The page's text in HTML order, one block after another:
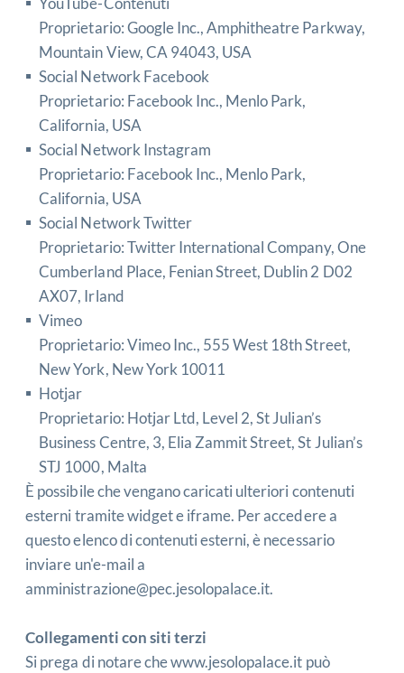
Proprietario: Google Inc., Amphitheatre Parkway,
Mountain View, CA 94043, USA
Social Network Facebook
Proprietario: Facebook Inc., Menlo Park,
California, USA
Social Network Instagram
Proprietario: Facebook Inc., Menlo Park,
California, USA
Social Network Twitter
Proprietario: Twitter International Company, One
Cumberland Place, Fenian Street, Dublin 2 D02
AX07, Irland
Vimeo
Proprietario: Vimeo Inc., 555 West 18th Street,
New York, New York 10011
Hotjar
Proprietario: Hotjar Ltd, Level 2, St Julian’s
Business Centre, 3, Elia Zammit Street, St Julian’s
STJ 1000, Malta
È possibile che vengano caricati ulteriori contenuti
esterni tramite widget e iframe. Per accedere a
questo elenco di contenuti esterni, è necessario
inviare un'e-mail a
amministrazione@pec.jesolopalace.it.
Collegamenti con siti terzi
Si prega di notare chewww.jesolopalace.it può